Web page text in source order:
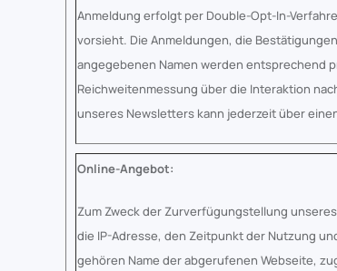
Anmeldung erfolgt per Double-Opt-In-
vorsieht. Die Anmeldungen, die
angegebenen Namen werden entsprechend
Reichweitenmessung über die Interaktion
unseres Newsletters kann jederzeit über
Online-Angebot:
Zum Zweck der Zurverfügungstellung
die IP-Adresse, den Zeitpunkt der Nutzung
gehören Name der abgerufenen Webseite,